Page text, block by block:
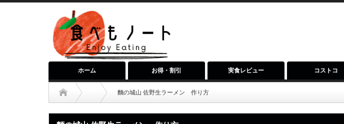
ホーム お得・割引 実食レビュー コストコ
麵の城山 佐野生ラーメン 作り方